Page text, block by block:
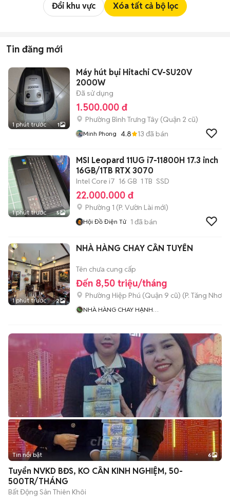
Đổi khu vực Xóa tất cả bộ lọc
Tin đăng mới
1 phút trước 1
Máy hút bụi Hitachi CV-SU20V
2000W
Đã sử dụng
1.500.000 đ
Phường Bình Trưng Tây (Quận 2 cũ)
Minh Phong 4.8 13 đã bán
1 phút trước 5
MSI Leopard 11UG i7-11800H 17.3 inch
16GB/1TB RTX 3070
Intel Core i7 16 GB 1 TB SSD
22.000.000 đ
Phường 1 (P. Vườn Lài mới)
Hội Đồ Điện Tử 1 đã bán
1 phút trước 2
NHÀ HÀNG CHAY CẦN TUYỂN
Tên chưa cung cấp
Đến 8,50 triệu/tháng
Phường Hiệp Phú (Quận 9 cũ) (P. Tăng Nhơn
NHÀ HÀNG CHAY HẠNH
+2
Tin nổi bật 6
Tuyển NVKD BĐS, KO CẦN KINH NGHIỆM, 50-
500TR/THÁNG
Bất Động Sản Thiên Khôi